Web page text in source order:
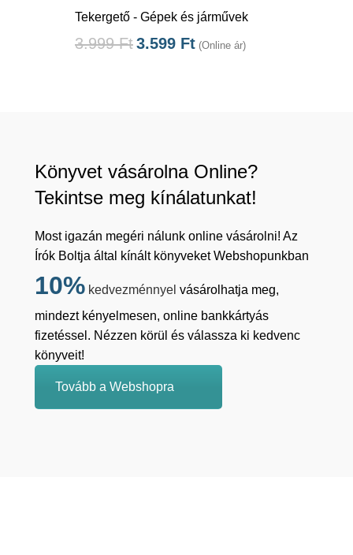
Tekergető - Gépek és járművek
3.999Ft3.599 Ft (Online ár)
Könyvet vásárolna Online?
Tekintse meg kínálatunkat!
Most igazán megéri nálunk online vásárolni! Az
Írók Boltja által kínált könyveket Webshopunkban
10% kedvezménnyel vásárolhatja meg,
mindezt kényelmesen, online bankkártyás
fizetéssel. Nézzen körül és válassza ki kedvenc
könyveit!
Tovább a Webshopra